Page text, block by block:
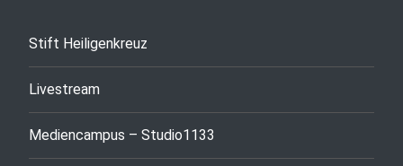
Stift Heiligenkreuz
Livestream
Mediencampus – Studio1133